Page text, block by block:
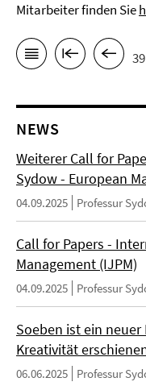
Mitarbeiter finden Sie
NEWS
Weiterer Call for
Sydow - European
04.09.2025 Professur
Call for Papers -
Management (IJPM)
04.09.2025 Professur
Soeben ist ein
Kreativität
06.06.2025 Professur